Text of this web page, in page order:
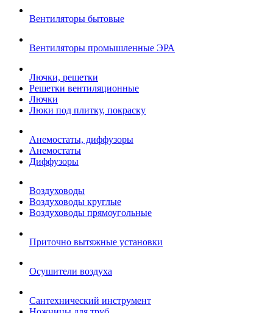
Вентиляторы бытовые
Вентиляторы промышленные ЭРА
Лючки, решетки
Решетки вентиляционные
Лючки
Люки под плитку, покраску
Анемостаты, диффузоры
Анемостаты
Диффузоры
Воздуховоды
Воздуховоды круглые
Воздуховоды прямоугольные
Приточно вытяжные установки
Осушители воздуха
Сантехнический инструмент